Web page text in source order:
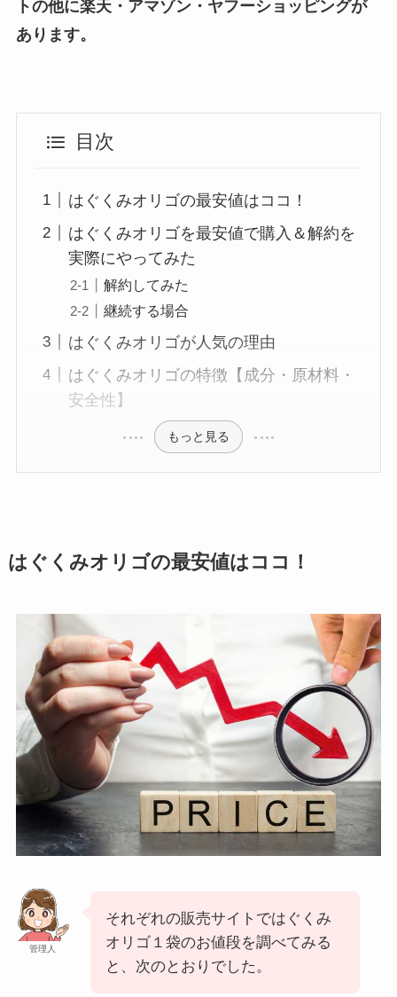
トの他に楽天・アマゾン・ヤフーショッピングが
あります。
目次
はぐくみオリゴの最安値はココ！
はぐくみオリゴを最安値で購入＆解約を
実際にやってみた
解約してみた
継続する場合
はぐくみオリゴが人気の理由
はぐくみオリゴの特徴【成分・原材料・
安全性】
もっと見る
はぐくみオリゴの最安値はココ！
管理人
それぞれの販売サイトではぐくみ
オリゴ１袋のお値段を調べてみる
と、次のとおりでした。